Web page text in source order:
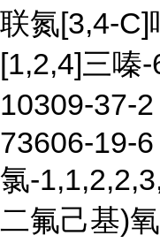
联氮[3,4-C]
[1,2,4]三嗪-
10309-37-
73606-19-
氯-
二氟己基)